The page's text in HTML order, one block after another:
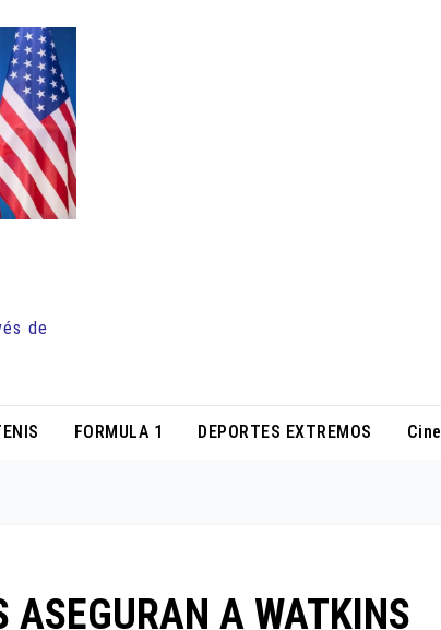
de
FORMULA 1 DEPORTES EXTREMOS Cine
ASEGURAN A WATKINS